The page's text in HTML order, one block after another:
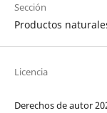
Sección
Productos
Licencia
Derechos de autor